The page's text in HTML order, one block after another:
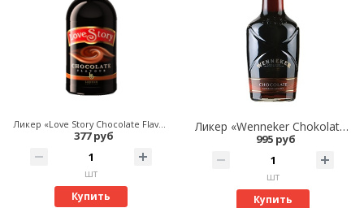
Ликер «Love Story Chocolate Flavour»
377 руб
шт
Купить
Ликер «Wenneker Chokolate»
995 руб
шт
Купить